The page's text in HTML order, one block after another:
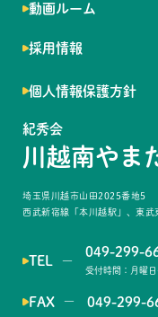
紀秀会
川越南やま
埼玉県川越市山田2025番地5
西武新宿線「本川越駅」、東
TEL ―
049-299-
受付時間：月曜
FAX ― 049-299-
動画ルーム
採用情報
個人情報保護方針